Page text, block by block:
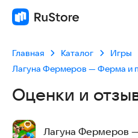
Главная Каталог Игры
Лагуна Фермеров — Ферма и
Оценки и
Лагуна Фермеров